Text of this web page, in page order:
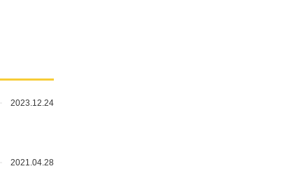
2023.12.24
2021.04.28